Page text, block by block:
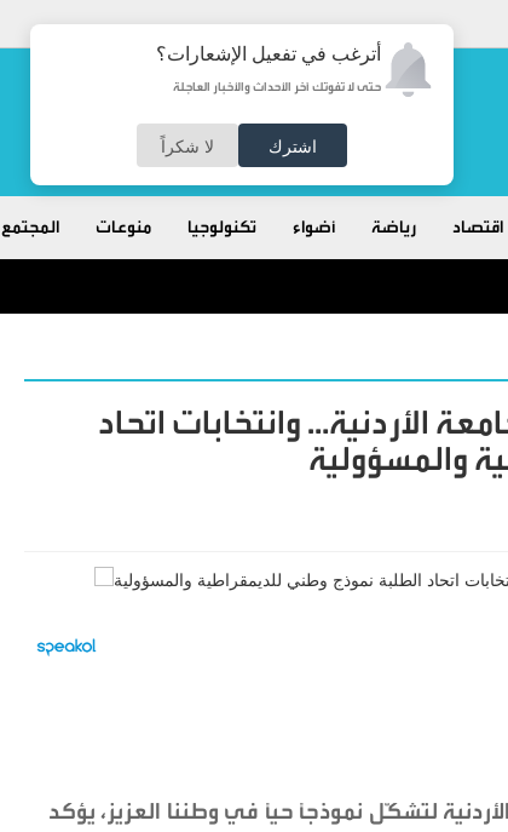
أترغب في تفعيل الإشعارات؟
حتى لا تفوتك آخر الأحداث والأخبار العاجلة
اشترك لا شكراً
اقتصاد رياضة أضواء تكنولوجيا منوعات المجتمع
الأردنية… وانتخابات اتحاد
والمسؤولية
لتشكّل نموذجًا حيًا في وطننا العزيز، يؤكد